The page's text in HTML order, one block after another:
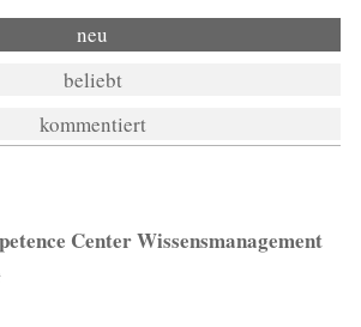
neu
beliebt
kommentiert
Center Wissensmanagement